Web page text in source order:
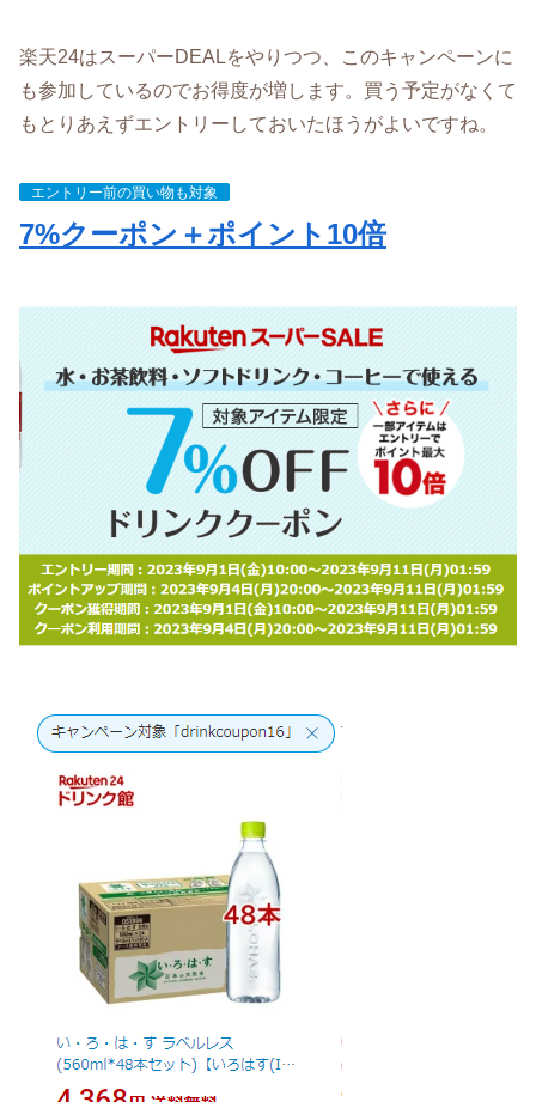
楽天24はスーパーDEALをやりつつ、このキャンペーンに
も参加しているのでお得度が増します。買う予定がなくて
もとりあえずエントリーしておいたほうがよいですね。
エントリー前の買い物も対象
7%クーポン＋ポイント10倍